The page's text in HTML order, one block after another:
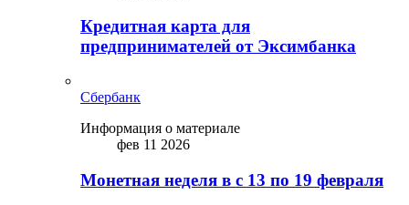
Кредитная карта для
предпринимателей от Эксимбанка
Сбербанк
Информация о материале
фев 11 2026
Монетная неделя в с 13 по 19 февраля